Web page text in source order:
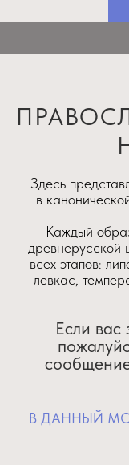
Здесь
в
Каждый
древнерусской
всех этапов:
левкас,
Если вас
В ДАННЫЙ